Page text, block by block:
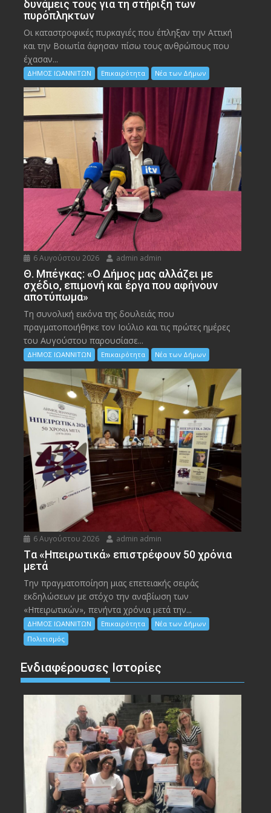
δυνάμεις τους για τη στήριξη των
πυρόπληκτων
Οι καταστροφικές πυρκαγιές που έπληξαν την Αττική
και την Bοιωτία άφησαν πίσω τους ανθρώπους που
έχασαν...
ΔΗΜΟΣ ΙΩΑΝΝΙΤΩΝ Επικαιρότητα Νέα των Δήμων
6 Αυγούστου 2026 admin admin
Θ. Μπέγκας: «Ο Δήμος μας αλλάζει με
σχέδιο, επιμονή και έργα που αφήνουν
αποτύπωμα»
Τη συνολική εικόνα της δουλειάς που
πραγματοποιήθηκε τον Ιούλιο και τις πρώτες ημέρες
του Αυγούστου παρουσίασε...
ΔΗΜΟΣ ΙΩΑΝΝΙΤΩΝ Επικαιρότητα Νέα των Δήμων
6 Αυγούστου 2026 admin admin
Tα «Ηπειρωτικά» επιστρέφουν 50 χρόνια
μετά
Την πραγματοποίηση μιας επετειακής σειράς
εκδηλώσεων με στόχο την αναβίωση των
«Ηπειρωτικών», πενήντα χρόνια μετά την...
ΔΗΜΟΣ ΙΩΑΝΝΙΤΩΝ Επικαιρότητα
Νέα των Δήμων
Πολιτισμός
Ενδιαφέρουσες Ιστορίες